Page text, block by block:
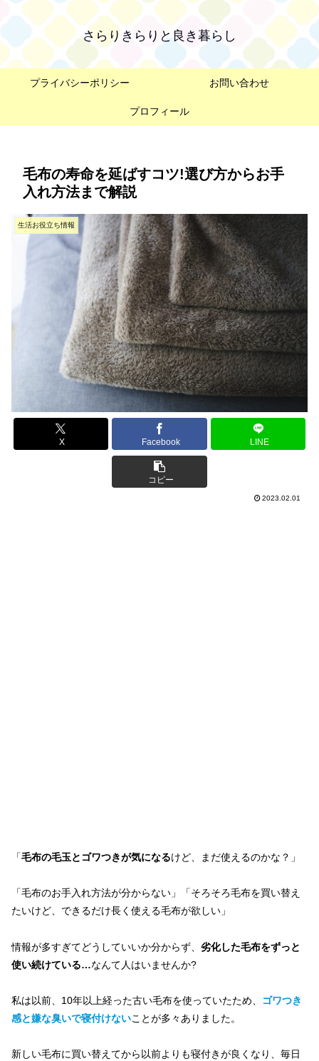
さらりきらりと良き暮らし
プライバシーポリシー お問い合わせ
プロフィール
毛布の寿命を延ばすコツ!選び方からお手
入れ方法まで解説
生活お役立ち情報
X Facebook LINE
コピー
2023.02.01
「毛布の毛玉とゴワつきが気になるけど、まだ使えるのかな？」
「毛布のお手入れ方法が分からない」「そろそろ毛布を買い替え
たいけど、できるだけ長く使える毛布が欲しい」
情報が多すぎてどうしていいか分からず、 劣化した毛布をずっと
使い続けている…なんて人はいませんか?
私は以前、10年以上経った古い毛布を使っていたため、
ゴワつき
感と嫌な臭いで寝付けないことが多々ありました。
新しい毛布に買い替えてから以前よりも寝付きが良くなり、毎日